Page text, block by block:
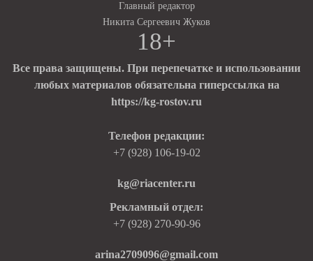
Главный редактор
Никита Сергеевич Жуков
18+
Все права защищены. При перепечатке и использовании
любых материалов обязательна гиперссылка на
https://kg-rostov.ru
Телефон редакции:
+7 (928) 106-19-02
kg@riacenter.ru
Рекламный отдел:
+7 (928) 270-90-96
arina2709096@gmail.com